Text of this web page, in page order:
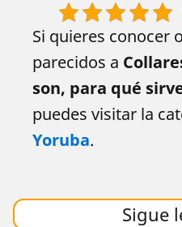
Si quieres conocer
parecidos a
son, para qué
puedes visitar la
Yoruba.
Sigue